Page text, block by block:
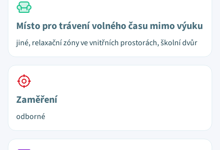
Místo pro trávení volného času mimo výuku
jiné, relaxační zóny ve vnitřních prostorách, školní dvůr
Zaměření
odborné